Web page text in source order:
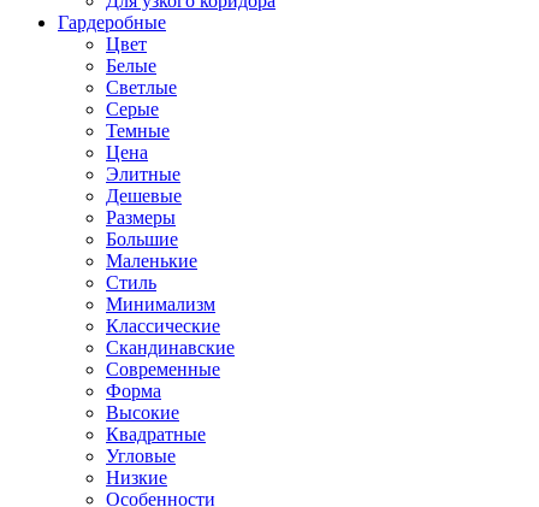
Гардеробные
Цвет
Белые
Светлые
Серые
Темные
Цена
Элитные
Дешевые
Размеры
Большие
Маленькие
Стиль
Минимализм
Классические
Скандинавские
Современные
Форма
Высокие
Квадратные
Угловые
Низкие
Особенности